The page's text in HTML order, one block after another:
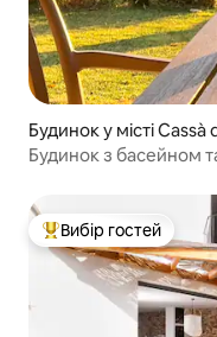
Будинок у місті Cassà
Будинок з басейном
Топ вибір гостей
Вибір гостей